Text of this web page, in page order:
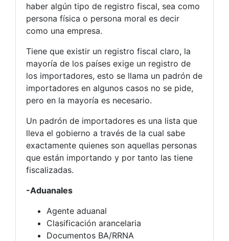
haber algún tipo de registro fiscal, sea como
persona física o persona moral es decir
como una empresa.
Tiene que existir un registro fiscal claro, la
mayoría de los países exige un registro de
los importadores, esto se llama un padrón de
importadores en algunos casos no se pide,
pero en la mayoría es necesario.
Un padrón de importadores es una lista que
lleva el gobierno a través de la cual sabe
exactamente quienes son aquellas personas
que están importando y por tanto las tiene
fiscalizadas.
-Aduanales
Agente aduanal
Clasificación arancelaria
Documentos BA/RRNA